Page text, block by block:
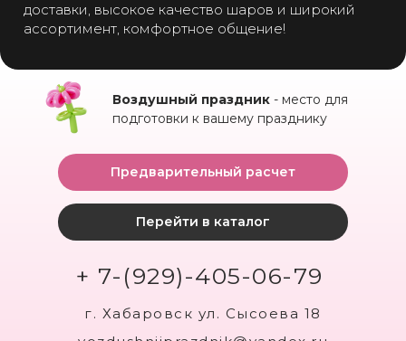
доставки, высокое качество шаров и широкий
ассортимент, комфортное общение!
Воздушный праздник - место для
подготовки к вашему празднику
Перейти в каталог
Предварительный расчет
+ 7-(929)-405-06-79
г. Хабаровск ул. Сысоева 18